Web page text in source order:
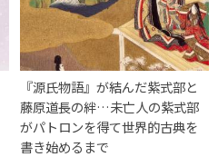
『源氏物語』が結んだ紫式部と
藤原道長の絆…未亡人の紫式部
がパトロンを得て世界的古典を
書き始めるまで